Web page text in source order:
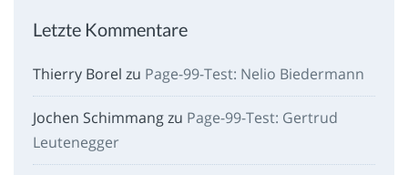
Letzte Kommentare
Thierry Borel zu Page-99-Test: Nelio Biedermann
Jochen Schimmangzu Page-99-Test: Gertrud
Leutenegger